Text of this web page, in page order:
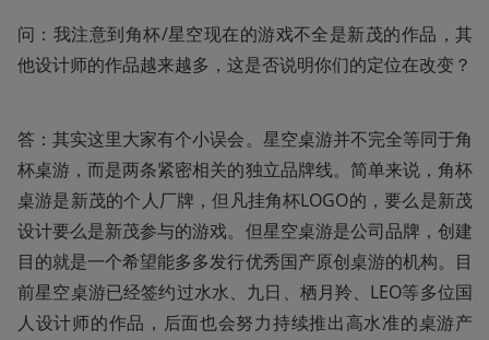
问：我注意到角杯/星空现在的游戏不全是新茂的作品，其
他设计师的作品越来越多，这是否说明你们的定位在改变？
答：其实这里大家有个小误会。星空桌游并不完全等同于角
杯桌游，而是两条紧密相关的独立品牌线。简单来说，角杯
桌游是新茂的个人厂牌，但凡挂角杯LOGO的，要么是新茂
设计要么是新茂参与的游戏。但星空桌游是公司品牌，创建
目的就是一个希望能多多发行优秀国产原创桌游的机构。目
前星空桌游已经签约过水水、九日、栖月羚、LEO等多位国
人设计师的作品，后面也会努力持续推出高水准的桌游产